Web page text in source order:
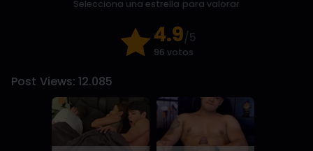
Selecciona una estrella para valorar
4.9/5
96 votos
Post Views: 12.085